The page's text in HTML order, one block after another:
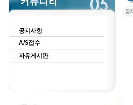
공지사항
A/S접수
자유게시판